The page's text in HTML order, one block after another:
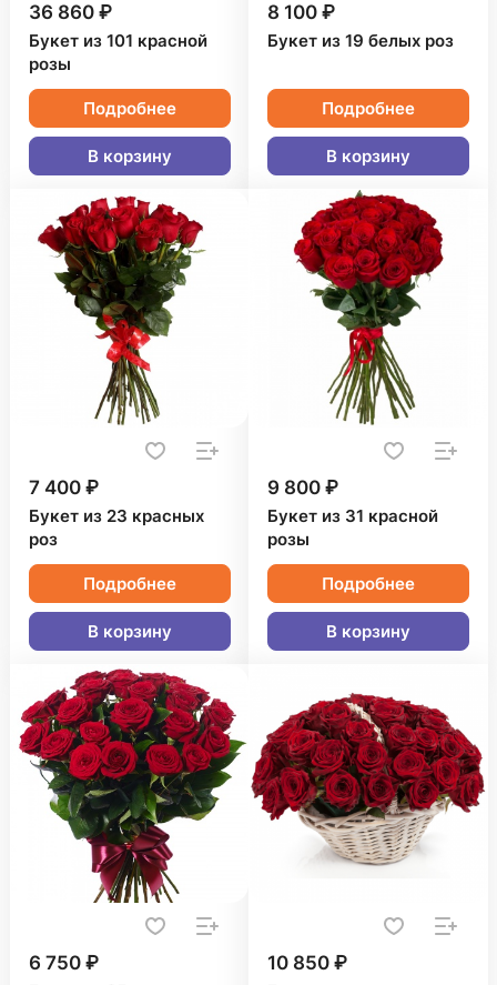
36 860 ₽
Букет из 101 красной
розы
Подробнее
В корзину
8 100 ₽
Букет из 19 белых роз
Подробнее
В корзину
7 400 ₽
Букет из 23 красных
роз
Подробнее
В корзину
9 800 ₽
Букет из 31 красной
розы
Подробнее
В корзину
6 750 ₽ 10 850 ₽